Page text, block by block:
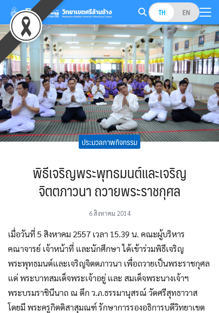
Skip
content
TH EN
Search
for:
ประมวลภาพกิจกรรม
พิธีเจริญพระพุทธมนต์และเจริญ
จิตตภาวนา ถวายพระราชกุศล
6 สิงหาคม 2014
เมื่อวันที่ 5 สิงหาคม 2557 เวลา 15.39 น. คณะผู้บริหาร
คณาจารย์ เจ้าหน้าที่ และนักศึกษา ได้เข้าร่วมพิธีเจริญ
พระพุทธมนต์และเจริญจิตตภาวนา เพื่อถวายเป็นพระราชกุศล
แด่ พระบาทสมเด็จพระเจ้าอยู่ และ สมเด็จพระนางเจ้าฯ
พระบรมราชินีนาถ ณ ตึก ว.ภ.ธรรมานุสรณ์ วัดศรีสุทธาวาส
โดยมี พระครูกิตติสาสุมณฑ์ รักษาการรองอธิการบดีวิทยาเขต